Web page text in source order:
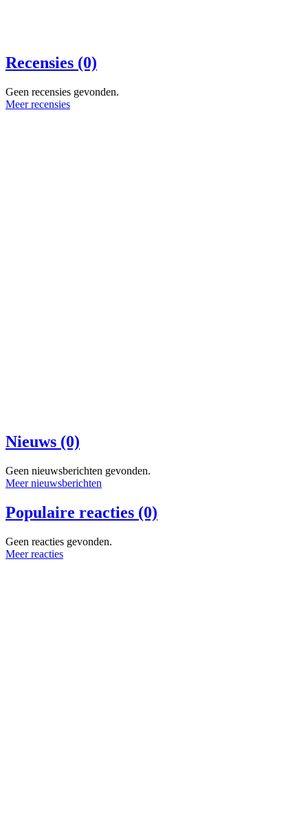
Recensies (0)
Geen recensies gevonden.
Meer recensies
Nieuws (0)
Geen nieuwsberichten gevonden.
Meer nieuwsberichten
Populaire reacties (0)
Geen reacties gevonden.
Meer reacties